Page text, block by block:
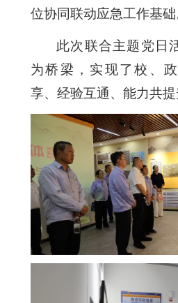
位协同联动应急工作基础
此次联合主题党日
为桥梁，实现了校、
享、经验互通、能力共提